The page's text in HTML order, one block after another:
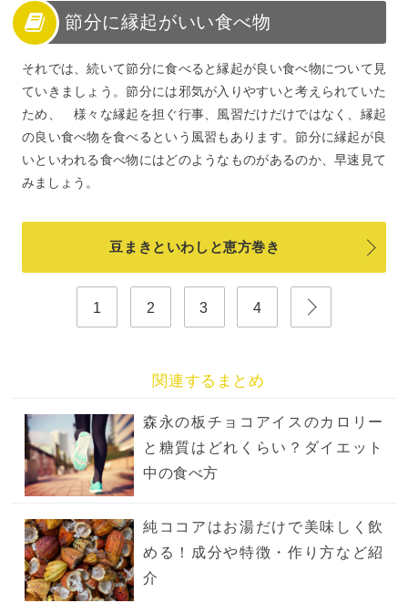
節分に縁起がいい食べ物
それでは、続いて節分に食べると縁起が良い食べ物について見
ていきましょう。節分には邪気が入りやすいと考えられていた
ため、 様々な縁起を担ぐ行事、風習だけだけではなく、縁起
の良い食べ物を食べるという風習もあります。節分に縁起が良
いといわれる食べ物にはどのようなものがあるのか、早速見て
みましょう。
豆まきといわしと恵方巻き
1 2 3 4
関連するまとめ
森永の板チョコアイスのカロリー
と糖質はどれくらい？ダイエット
中の食べ方
純ココアはお湯だけで美味しく飲
める！成分や特徴・作り方など紹
介